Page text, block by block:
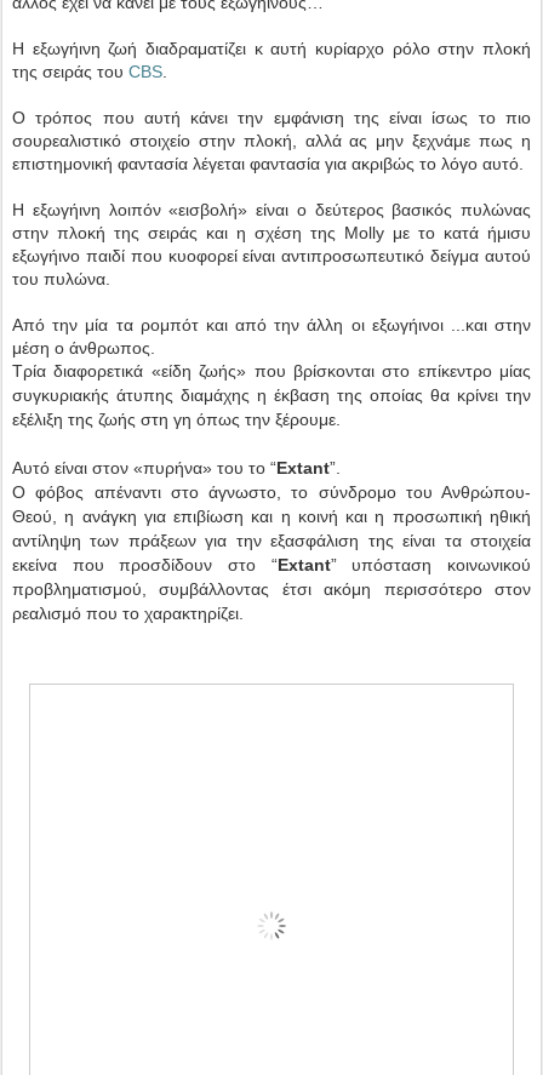
Η εξωγήινη ζωή διαδραματίζει κ αυτή κυρίαρχο ρόλο στην πλοκή
της σειράς του CBS
Ο τρόπος που αυτή κάνει την εμφάνιση της είναι ίσως το πιο
σουρεαλιστικό στοιχείο στην πλοκή, αλλά ας μην ξεχνάμε πως η
επιστημονική φαντασία λέγεται φαντασία για ακριβώς το λόγο αυτό.
Η εξωγήινη λοιπόν «εισβολή» είναι ο δεύτερος βασικός πυλώνας
στην πλοκή της σειράς και η σχέση της Molly με το κατά ήμισυ
εξωγήινο παιδί που κυοφορεί είναι αντιπροσωπευτικό δείγμα αυτού
του πυλώνα.
Από την μία τα ρομπότ και από την άλλη οι εξωγήινοι ...και στην
μέση ο άνθρωπος.
Τρία διαφορετικά «είδη ζωής» που βρίσκονται στο επίκεντρο μίας
συγκυριακής άτυπης διαμάχης η έκβαση της οποίας θα κρίνει την
εξέλιξη της ζωής στη γη όπως την ξέρουμε.
Αυτό είναι στον «πυρήνα» του το “Extant”.
Ο φόβος απέναντι στο άγνωστο, το σύνδρομο του Ανθρώπου-
Θεού, η ανάγκη για επιβίωση και η κοινή και η προσωπική ηθική
αντίληψη των πράξεων για την εξασφάλιση της είναι τα στοιχεία
εκείνα που προσδίδουν στο “Extant” υπόσταση κοινωνικού
προβληματισμού, συμβάλλοντας έτσι ακόμη περισσότερο στον
ρεαλισμό που το χαρακτηρίζει.